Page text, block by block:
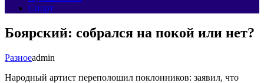
Спорт
Боярский: собрался на покой или нет?
Разноеadmin
Народный артист переполошил поклонников: заявил, что